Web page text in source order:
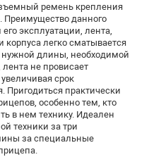
ремень крепления
Преимущество данного
эксплуатации, лента,
корпуса легко сматывается
нужной длины, необходимой
не провисает
срок
Пригодиться практически
особенно тем, кто
в нем технику. Идеален
техники за три
за специальные